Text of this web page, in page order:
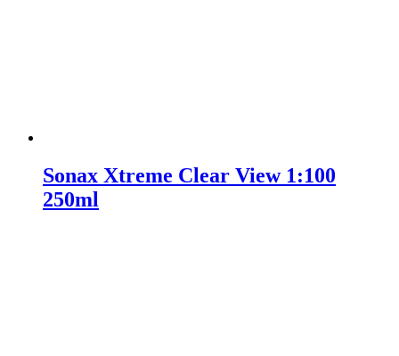
Sonax Xtreme Clear View 1:100
250ml